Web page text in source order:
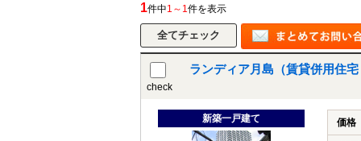
1件中1～1件を表示
check
ランディア月島（賃貸併用住
新築一戸建て 価格